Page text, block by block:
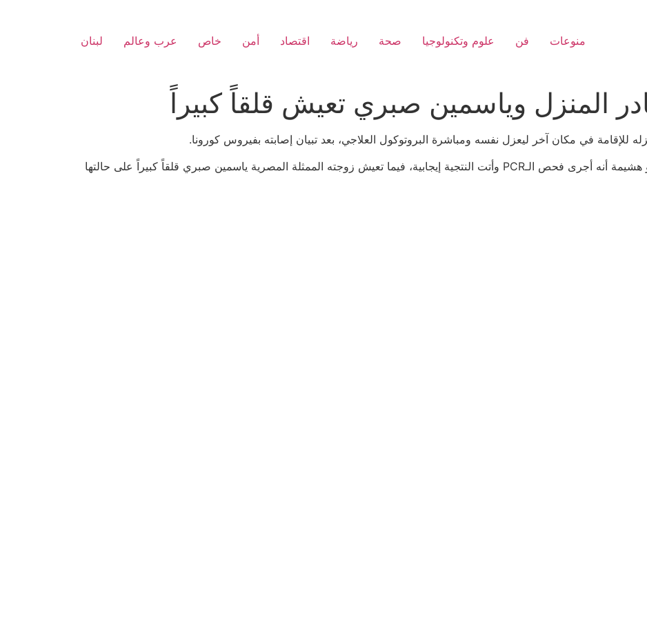
منوعات فن علوم وتكنولوجيا صحة رياضة اقتصاد أمن خاص عرب وعالم لبنان
المنزل وياسمين صبري تعيش قلقاً كبيراً
للإقامة في مكان آخر ليعزل نفسه ومباشرة البروتوكول العلاجي، بعد تبيان إصابته بفيروس كورونا.
ونقل موقع “إرم نيوز” عن مصادر مقرّبة من أبو هشيمة أنه أجرى فحص الـPCR وأتت النتجية إيجابية، فيما تعيش زوجته الممثلة المصرية ياسمين صبري قلقاً كبيراً على حالتها